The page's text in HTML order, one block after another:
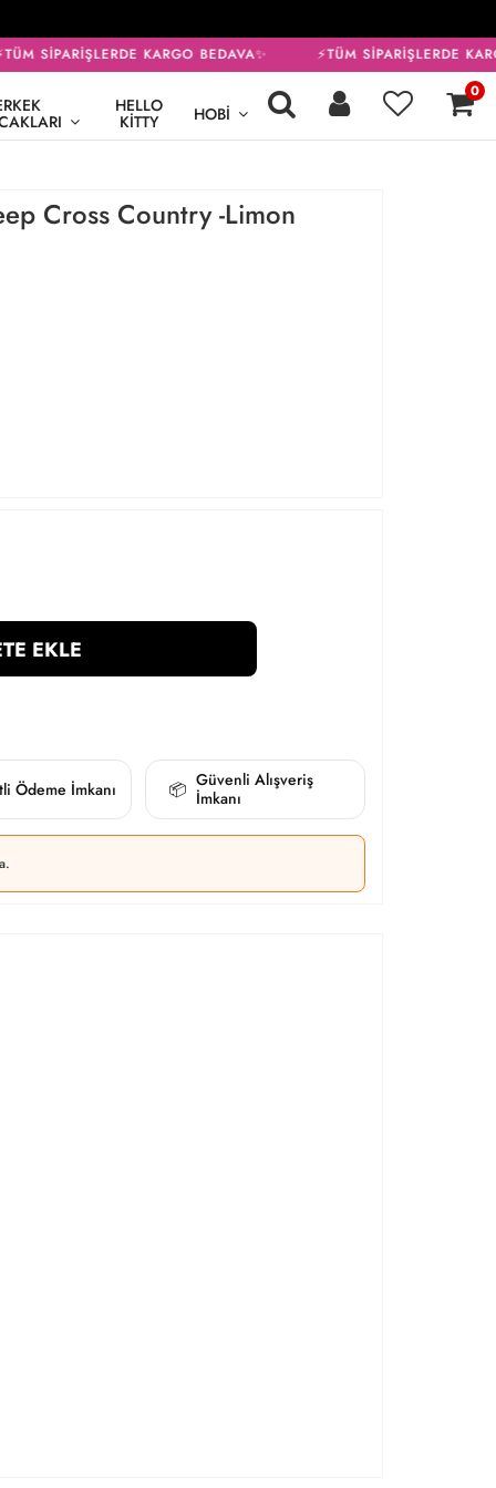
SİPARİŞLERDE KARGO BEDAVA✨ ⚡TÜM SİPARİŞLERDE
HELLO
KITTY HOBI
0
Cross Country -Limon
EKLE
Ödeme İmkanı 📦 Güvenli Alışveriş
İmkanı